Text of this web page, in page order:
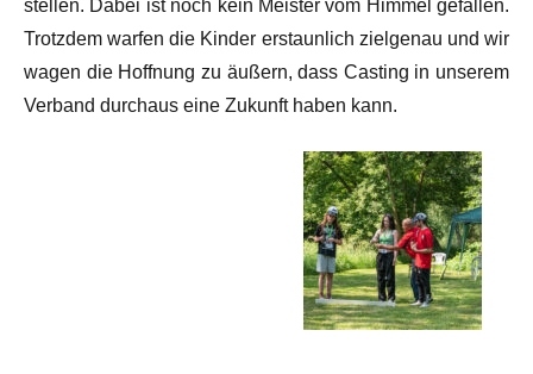
stellen. Dabei ist noch kein Meister vom Himmel gefallen.
Trotzdem warfen die Kinder erstaunlich zielgenau und wir
wagen die Hoffnung zu äußern, dass Casting in unserem
Verband durchaus eine Zukunft haben kann.